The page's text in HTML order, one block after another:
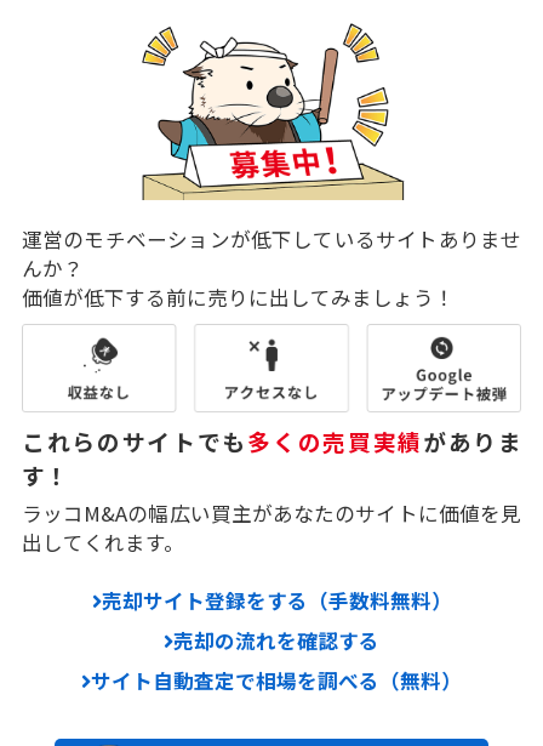
運営のモチベーションが低下しているサイトありませ
んか？
価値が低下する前に売りに出してみましょう！
これらのサイトでも多くの売買実績がありま
す！
ラッコM&Aの幅広い買主があなたのサイトに価値を見
出してくれます。
売却サイト登録をする（手数料無料）
売却の流れを確認する
サイト自動査定で相場を調べる（無料）